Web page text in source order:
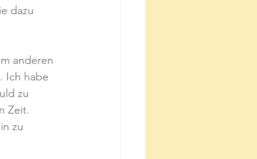
dazu
anderen
Ich habe
zu
Zeit.
zu